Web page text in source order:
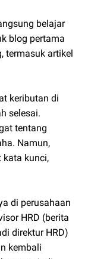
belajar
blog pertama
termasuk artikel
keributan di
selesai.
tentang
Namun,
kata kunci,
di perusahaan
HRD (berita
direktur HRD)
kembali